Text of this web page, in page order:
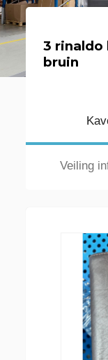
3
bruin
Veiling